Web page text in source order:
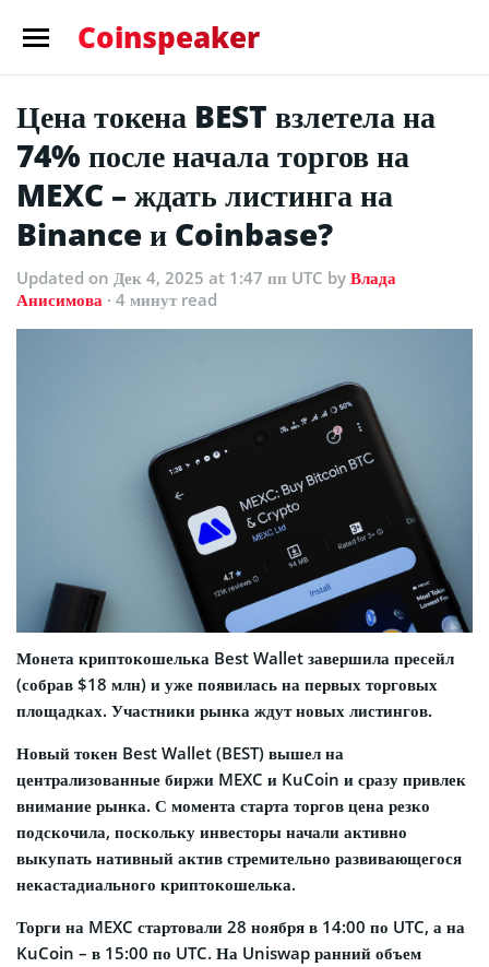
Coinspeaker
Цена токена BEST взлетела на
74% после начала торгов на
MEXC – ждать листинга на
Binance и Coinbase?
Updated on Дек 4, 2025 at 1:47 пп UTC by Влада
Анисимова · 4 минут read
Монета криптокошелька Best Wallet завершила пресейл
(собрав $18 млн) и уже появилась на первых торговых
площадках. Участники рынка ждут новых листингов.
Новый токен Best Wallet (BEST) вышел на
централизованные биржи MEXC и KuCoin и сразу привлек
внимание рынка. С момента старта торгов цена резко
подскочила, поскольку инвесторы начали активно
выкупать нативный актив стремительно развивающегося
некастадиального криптокошелька.
Торги на MEXC стартовали 28 ноября в 14:00 по UTC, а на
KuCoin – в 15:00 по UTC. На Uniswap ранний объем